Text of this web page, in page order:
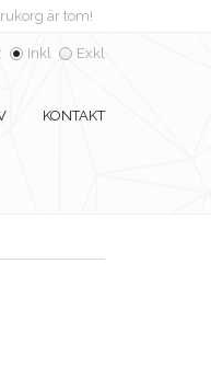
är tom!
Inkl Exkl
KONTAKT